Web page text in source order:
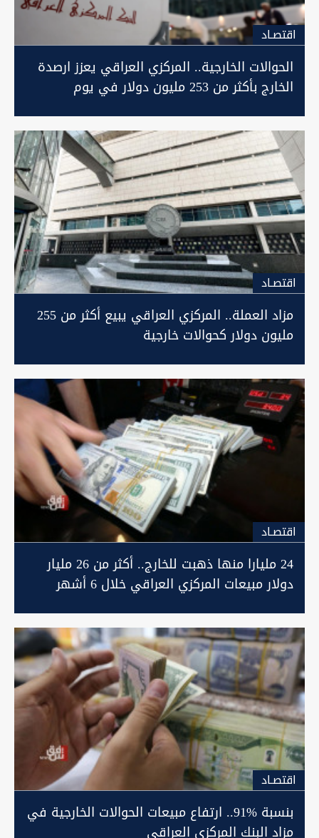
اقتصـاد
الحوالات الخارجية.. المركزي العراقي يعزز ارصدة
الخارج بأكثر من 253 مليون دولار في يوم
اقتصـاد
مزاد العملة.. المركزي العراقي يبيع أكثر من 255
مليون دولار كحوالات خارجية
اقتصـاد
24 مليارا منها ذهبت للخارج.. أكثر من 26 مليار
دولار مبيعات المركزي العراقي خلال 6 أشهر
اقتصـاد
بنسبة 91‎%‎.. ارتفاع مبيعات الحوالات الخارجية في
مزاد البنك المركزي العراقي